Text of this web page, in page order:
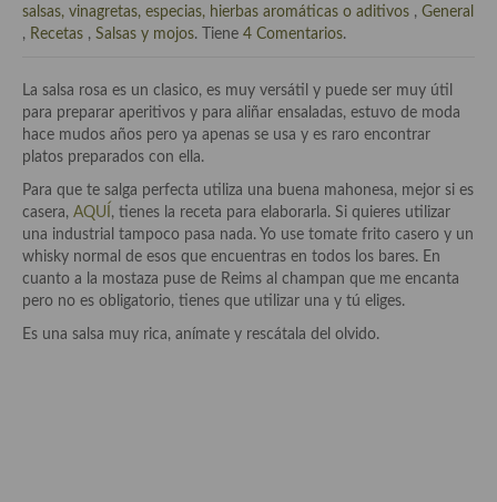
El mundo del vino y las bebidas
En la mesa: menaje, vajilla, técnicas de emplatado, decoración
Especias, hierbas, condimentos, espesantes y aditivos
Historia de la gastronomía, platos celebres, cocineros, críticos,
historias culinarias y otras cosas
Origen y evolución de la comida
Protocolo y buenas maneras.
Ocio – restaurantes, bares, tabernas
salsas, vinagretas, especias, hierbas aromáticas o aditivos , General
, Recetas , Salsas y mojos. Tiene 4 Comentarios.
La salsa rosa es un clasico, es muy versátil y puede ser muy útil
para preparar aperitivos y para aliñar ensaladas, estuvo de moda
hace mudos años pero ya apenas se usa y es raro encontrar
platos preparados con ella.
Para que te salga perfecta utiliza una buena mahonesa, mejor si es
casera, AQUÍ , tienes la receta para elaborarla. Si quieres utilizar
una industrial tampoco pasa nada. Yo use tomate frito casero y un
whisky normal de esos que encuentras en todos los bares. En
cuanto a la mostaza puse de Reims al champan que me encanta
pero no es obligatorio, tienes que utilizar una y tú eliges.
Es una salsa muy rica, anímate y rescátala del olvido.